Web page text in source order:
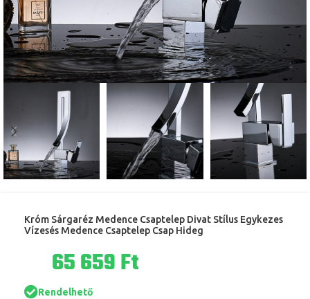
Króm Sárgaréz Medence Csaptelep Divat Stílus Egykezes
Vízesés Medence Csaptelep Csap Hideg
Ft
Rendelhető